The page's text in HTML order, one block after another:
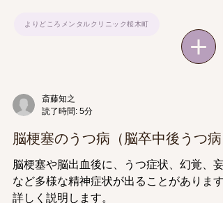
よりどころメンタルクリニック桜木町
斎藤知之
読了時間: 5分
脳梗塞のうつ病（脳卒中後うつ病
脳梗塞や脳出血後に、うつ症状、幻覚、妄
など多様な精神症状が出ることがあります
詳しく説明します。